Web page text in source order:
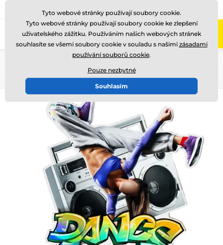
Zavolejte nám (Po-Pá 8-17)
Tyto webové stránky používají soubory cookie.
Tyto webové stránky používají soubory cookie ke zlepšení
uživatelského zážitku. Používáním našich webových stránek
souhlasíte se všemi soubory cookie v souladu s našimi zásadami
používání souborů cookie.
Pouze nezbytné
Souhlasím